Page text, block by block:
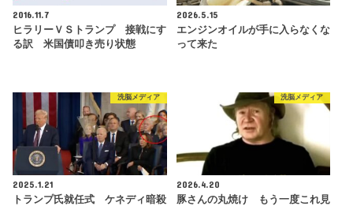
2016.11.7
ヒラリーＶＳトランプ 接戦にす
る訳 米国債叩き売り状態
2026.5.15
エンジンオイルが手に入らなくな
って来た
洗脳メディア
2025.1.21
トランプ氏就任式 ケネディ暗殺
洗脳メディア
2026.4.20
豚さんの丸焼け もう一度これ見